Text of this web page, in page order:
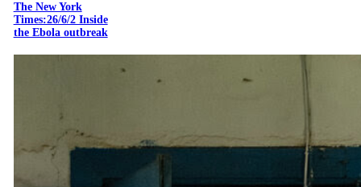
The New York
Times:26/6/2 Inside
the Ebola outbreak